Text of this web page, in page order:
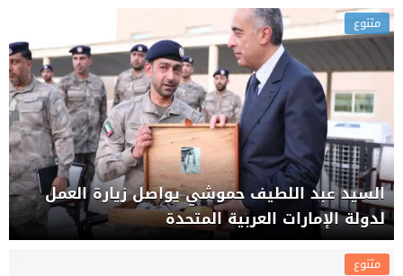
متنوع
السيد عبد اللطيف حموشي يواصل زيارة العمل
لدولة الإمارات العربية المتحدة
متنوع